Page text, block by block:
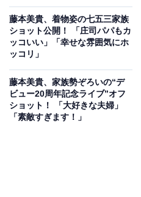
藤本美貴、着物姿の七五三家族
ショット公開！ 「庄司パパもカ
ッコいい」「幸せな雰囲気にホ
ッコリ」
藤本美貴、家族勢ぞろいの“デ
ビュー20周年記念ライブ”オフ
ショット！ 「大好きな夫婦」
「素敵すぎます！」